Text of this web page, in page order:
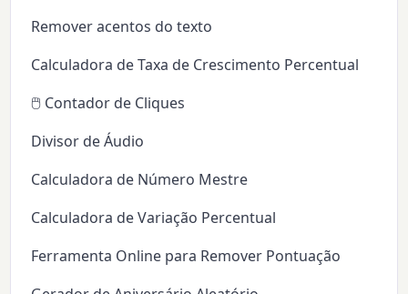
Remover acentos do texto
Calculadora de Taxa de Crescimento Percentual
🖱️ Contador de Cliques
Divisor de Áudio
Calculadora de Número Mestre
Calculadora de Variação Percentual
Ferramenta Online para Remover Pontuação